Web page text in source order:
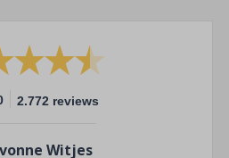
2.772 reviews
Witjes